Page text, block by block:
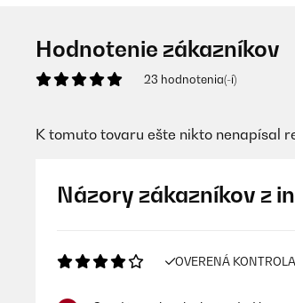
Hodnotenie zákazníkov
23 hodnotenia(-í)
K tomuto tovaru ešte nikto nenapísal
Názory zákazníkov z
OVERENÁ KONTROLA